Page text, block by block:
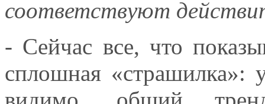
соответствуют
- Сейчас все, что
сплошная «страшилка»: